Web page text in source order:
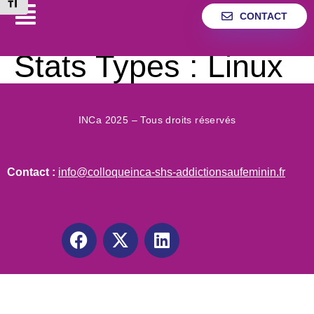
Changer la taille de la police
CONTACT
Stats Types :Linux
INCa 2025 – Tous droits réservés
Contact : info@colloqueinca-shs-addictionsaufeminin.fr